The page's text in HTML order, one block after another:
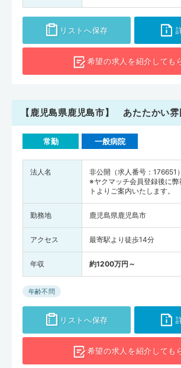
リストへ保存
希望の求人を紹介しても
【鹿児島県鹿児島市】 あたたかい雰
常勤 一般病院
法人名
非公開（求人番号：176651）
※ヤクマッチ会員登録後に弊
トよりご案内いたします。
勤務地 鹿児島県鹿児島市
アクセス 最寄駅より徒歩14分
年収 約1200万円～
年齢不問
リストへ保存
希望の求人を紹介しても